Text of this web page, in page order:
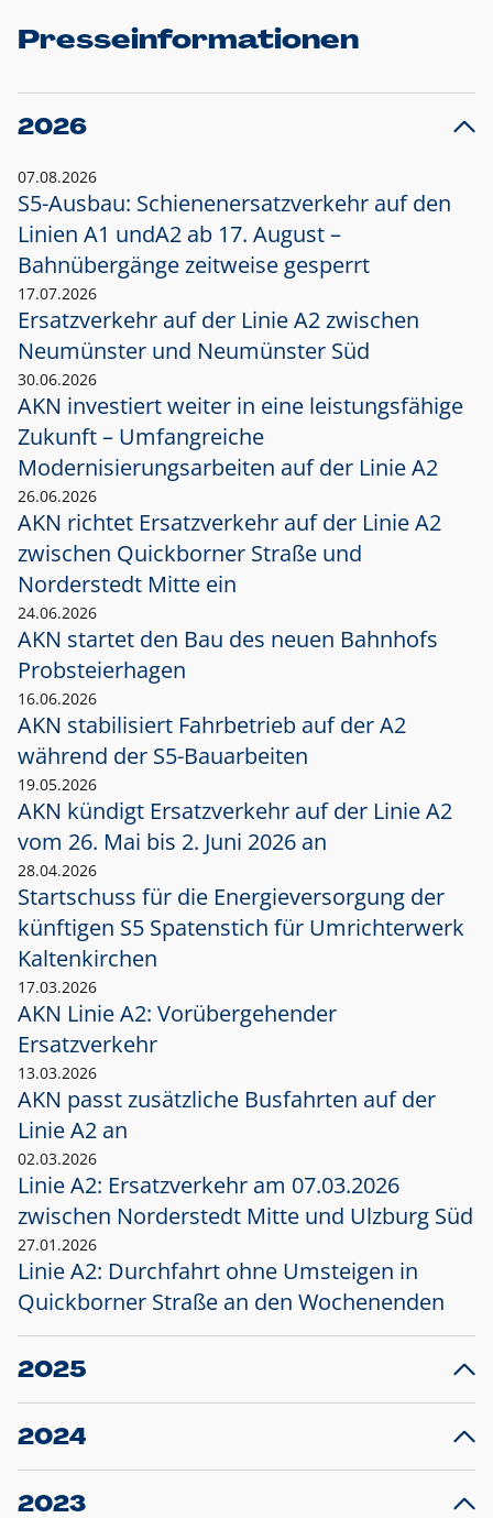
Presseinformationen
2026
07.08.2026
S5-Ausbau: Schienenersatzverkehr auf den
Linien A1 undA2 ab 17. August –
Bahnübergänge zeitweise gesperrt
17.07.2026
Ersatzverkehr auf der Linie A2 zwischen
Neumünster und Neumünster Süd
30.06.2026
AKN investiert weiter in eine leistungsfähige
Zukunft – Umfangreiche
Modernisierungsarbeiten auf der Linie A2
26.06.2026
AKN richtet Ersatzverkehr auf der Linie A2
zwischen Quickborner Straße und
Norderstedt Mitte ein
24.06.2026
AKN startet den Bau des neuen Bahnhofs
Probsteierhagen
16.06.2026
AKN stabilisiert Fahrbetrieb auf der A2
während der S5-Bauarbeiten
19.05.2026
AKN kündigt Ersatzverkehr auf der Linie A2
vom 26. Mai bis 2. Juni 2026 an
28.04.2026
Startschuss für die Energieversorgung der
künftigen S5 Spatenstich für Umrichterwerk
Kaltenkirchen
17.03.2026
AKN Linie A2: Vorübergehender
Ersatzverkehr
13.03.2026
AKN passt zusätzliche Busfahrten auf der
Linie A2 an
02.03.2026
Linie A2: Ersatzverkehr am 07.03.2026
zwischen Norderstedt Mitte und Ulzburg Süd
27.01.2026
Linie A2: Durchfahrt ohne Umsteigen in
Quickborner Straße an den Wochenenden
2025
23.12.2025
Projekt S5: Start der Bauarbeiten am
2024
10.12.2024
Großprojekt S5: Sperrung der Bahnstraße in
2023